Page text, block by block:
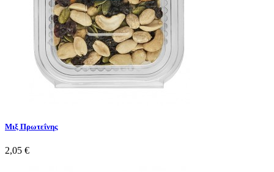
Μιξ Πρωτεΐνης
2,05 €